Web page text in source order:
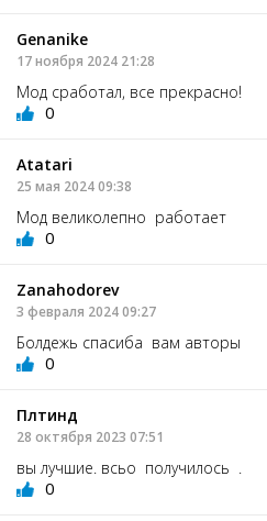
Genanike
17 ноября 2024 21:28
Мод сработал, все прекрасно!
0
Atatari
25 мая 2024 09:38
Мод великолепно работает
0
Zanahodorev
3 февраля 2024 09:27
Болдежь спасиба вам авторы
0
Плтинд
28 октября 2023 07:51
вы лучшие. всьо получилось .
0